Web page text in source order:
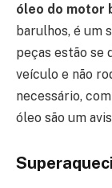
óleo do motor
barulhos, é um
peças estão se
veículo e não
necessário,
óleo são um